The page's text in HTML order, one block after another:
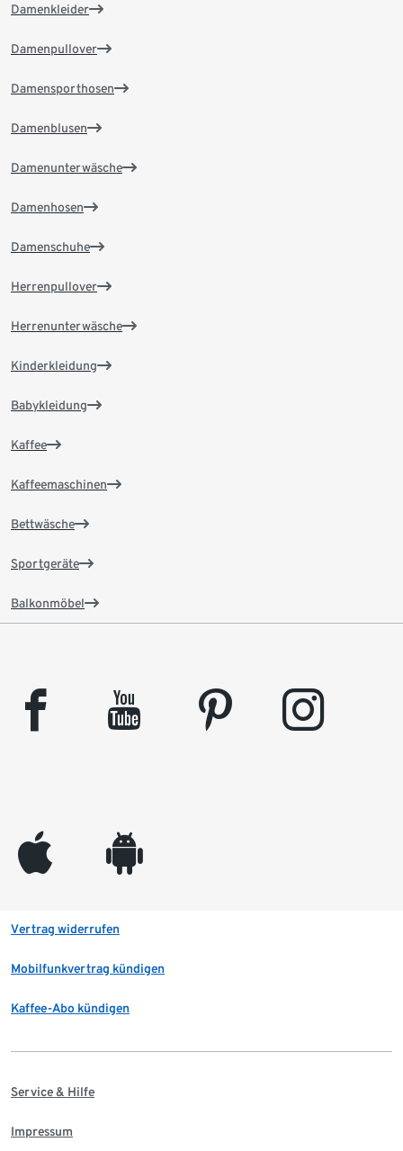
Damenkleider
Damenpullover
Damensporthosen
Damenblusen
Damenunterwäsche
Damenhosen
Damenschuhe
Herrenpullover
Herrenunterwäsche
Kinderkleidung
Babykleidung
Kaffee
Kaffeemaschinen
Bettwäsche
Sportgeräte
Balkonmöbel
facebook youtube pinterest instagram
appleinc android
Vertrag widerrufen
Mobilfunkvertrag kündigen
Kaffee-Abo kündigen
Service & Hilfe
Impressum